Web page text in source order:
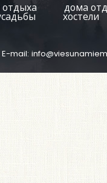
дома
хостели
mail: